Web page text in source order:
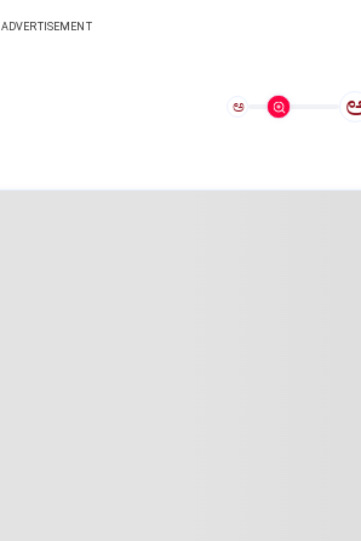
ADVERTISEMENT
ಅ